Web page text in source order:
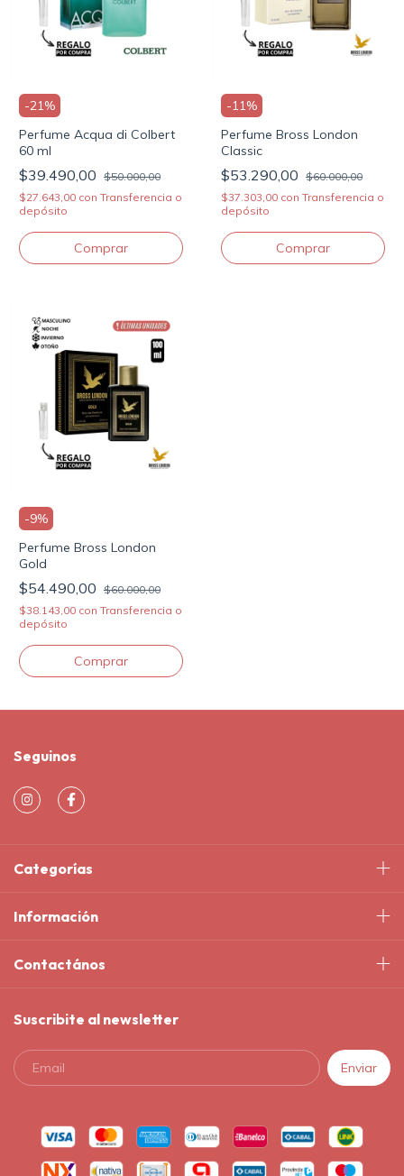
-21%
Perfume Acqua di Colbert
60 ml
$39.490,00 $50.000,00
$27.643,00 con Transferencia o
depósito
Comprar
-11%
Perfume Bross London
Classic
$53.290,00 $60.000,00
$37.303,00 con Transferencia o
depósito
-9%
Perfume Bross London
Gold
$54.490,00 $60.000,00
$38.143,00 con Transferencia o
depósito
Seguinos
Categorías
Información
Contactános
Suscribite al newsletter